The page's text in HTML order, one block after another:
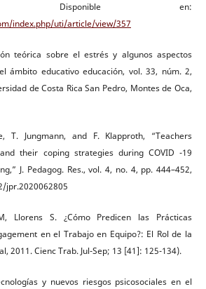
Disponible en:
index.php/uti/article/view/357
teórica sobre el estrés y algunos aspectos
ámbito educativo educación, vol. 33, núm. 2,
de Costa Rica San Pedro, Montes de Oca,
T. Jungmann, and F. Klapproth, “Teachers
their coping strategies during COVID -19
J. Pedagog. Res., vol. 4, no. 4, pp. 444–452,
jpr.2020062805
Llorens S. ¿Cómo Predicen las Prácticas
en el Trabajo en Equipo?: El Rol de la
2011. Cienc Trab. Jul-Sep; 13 [41]: 125-134).
y nuevos riesgos psicosociales en el